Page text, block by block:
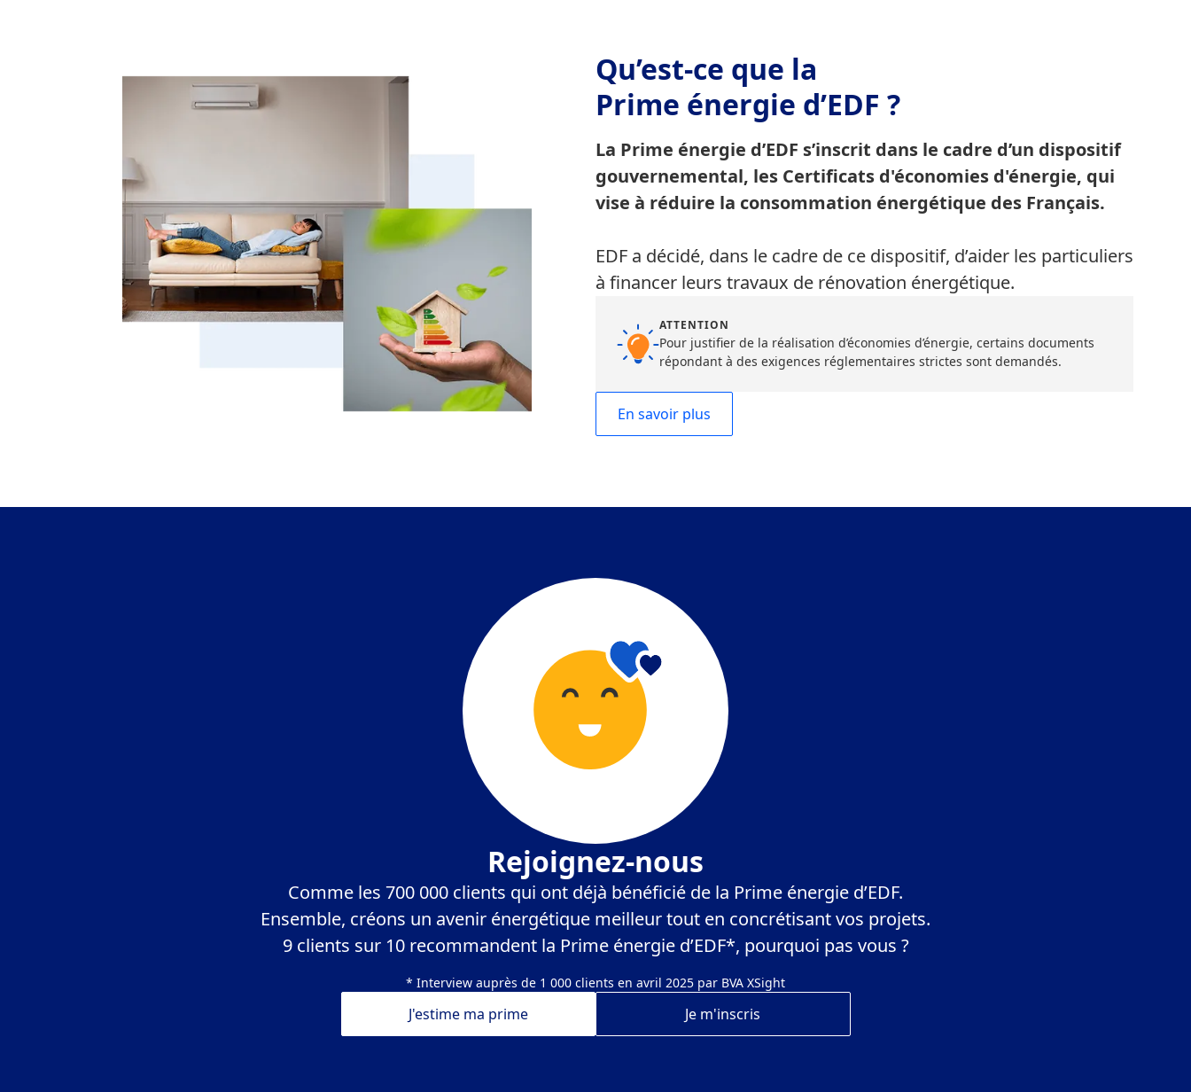
Qu’est-ce que la
Prime énergie d’EDF ?
La Prime énergie d’EDF s’inscrit dans le cadre d’un dispositif
gouvernemental, les Certificats d'économies d'énergie, qui
vise à réduire la consommation énergétique des Français.
EDF a décidé, dans le cadre de ce dispositif, d’aider les particuliers
à financer leurs travaux de rénovation énergétique.
ATTENTION
Pour justifier de la réalisation d’économies d’énergie, certains documents
répondant à des exigences réglementaires strictes sont demandés.
En savoir plus
Rejoignez-nous
Comme les 700 000 clients qui ont déjà bénéficié de la Prime énergie d’EDF.
Ensemble, créons un avenir énergétique meilleur tout en concrétisant vos projets.
9 clients sur 10 recommandent la Prime énergie d’EDF*, pourquoi pas vous ?
* Interview auprès de 1 000 clients en avril 2025 par BVA XSight
J'estime ma prime Je m'inscris